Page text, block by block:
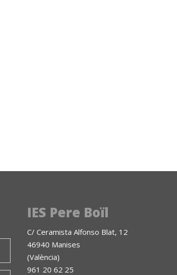
IES Pere Boïl
C/ Ceramista Alfonso Blat, 12
46940 Manises
(València)
961 20 62 25